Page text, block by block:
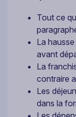
Tout ce
La
avant
La
contraire
Les
dans la